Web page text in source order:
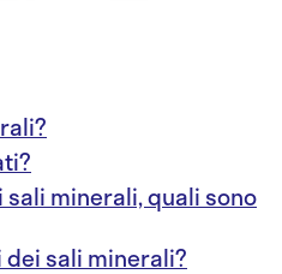
sali minerali, quali sono
dei sali minerali?